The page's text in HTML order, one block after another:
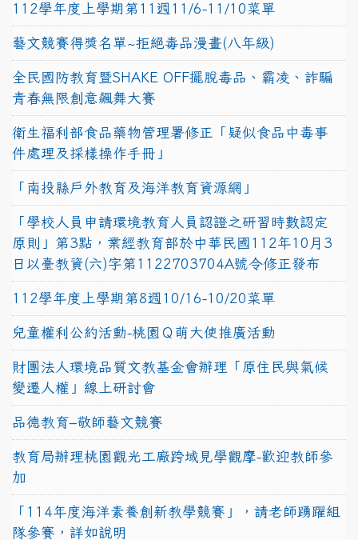
112學年度上學期第11週11/6-11/10菜單
藝文競賽得獎名單~拒絕毒品漫畫(八年級)
全民國防教育暨SHAKE OFF擺脫毒品、霸凌、詐騙
青春無限創意飆舞大賽
衛生福利部食品藥物管理署修正「疑似食品中毒事
件處理及採樣操作手冊」
「南投縣戶外教育及海洋教育資源網」
「學校人員申請環境教育人員認證之研習時數認定
原則」第3點，業經教育部於中華民國112年10月3
日以臺教資(六)字第1122703704A號令修正發布
112學年度上學期第8週10/16-10/20菜單
兒童權利公約活動-桃園Ｑ萌大使推廣活動
財團法人環境品質文教基金會辦理「原住民與氣候
變遷人權」線上研討會
品德教育–敬師藝文競賽
教育局辦理桃園觀光工廠跨域見學觀摩-歡迎教師參
加
「114年度海洋素養創新教學競賽」，請老師踴躍組
隊參賽，詳如說明